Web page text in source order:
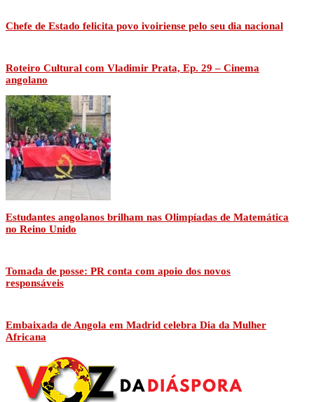
Chefe de Estado felicita povo ivoiriense pelo seu dia nacional
Roteiro Cultural com Vladimir Prata, Ep. 29 – Cinema
angolano
Estudantes angolanos brilham nas Olimpíadas de Matemática
no Reino Unido
Tomada de posse: PR conta com apoio dos novos
responsáveis
Embaixada de Angola em Madrid celebra Dia da Mulher
Africana